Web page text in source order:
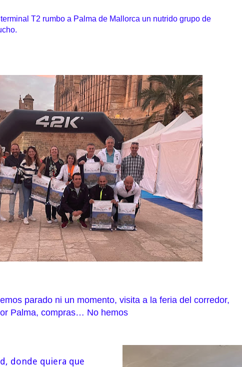
T2 rumbo a Palma de Mallorca un nutrido grupo de
parado ni un momento, visita a la feria del corredor,
Palma, compras… No hemos
donde quiera que